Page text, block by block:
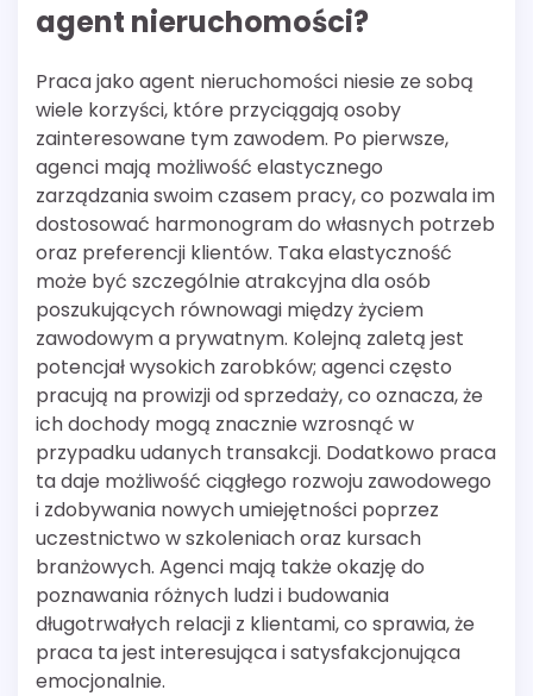
agent nieruchomości?
Praca jako agent nieruchomości niesie ze sobą
wiele korzyści, które przyciągają osoby
zainteresowane tym zawodem. Po pierwsze,
agenci mają możliwość elastycznego
zarządzania swoim czasem pracy, co pozwala im
dostosować harmonogram do własnych potrzeb
oraz preferencji klientów. Taka elastyczność
może być szczególnie atrakcyjna dla osób
poszukujących równowagi między życiem
zawodowym a prywatnym. Kolejną zaletą jest
potencjał wysokich zarobków; agenci często
pracują na prowizji od sprzedaży, co oznacza, że
ich dochody mogą znacznie wzrosnąć w
przypadku udanych transakcji. Dodatkowo praca
ta daje możliwość ciągłego rozwoju zawodowego
i zdobywania nowych umiejętności poprzez
uczestnictwo w szkoleniach oraz kursach
branżowych. Agenci mają także okazję do
poznawania różnych ludzi i budowania
długotrwałych relacji z klientami, co sprawia, że
praca ta jest interesująca i satysfakcjonująca
emocjonalnie.